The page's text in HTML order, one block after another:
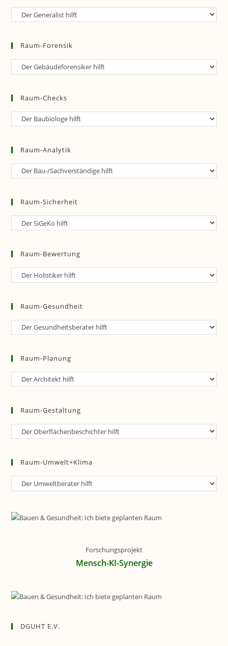
Allgemeine
Raum-Forensik
Raum-
Raum-Checks
Raum-
Raum-Analytik
Raum-
Raum-Sicherheit
Raum-
Raum-Bewertung
Raum-
Raum-Gesundheit
Raum-
Raum-Planung
Raum-
Raum-Gestaltung
Raum-
Raum-Umwelt+Klima
Raum-
Forschungsprojekt
Mensch-KI-Synergie
DGUHT E.V.